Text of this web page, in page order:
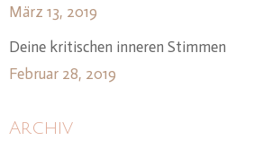
März 13, 2019
Deine kritischen inneren Stimmen
Februar 28, 2019
Archiv